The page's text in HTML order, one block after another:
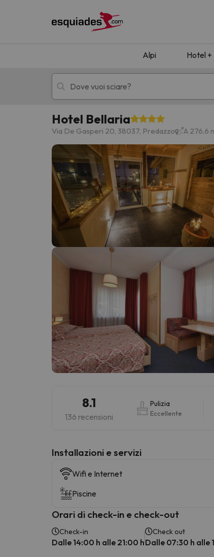
Alpi Hotel +
Hotel + skipass Hotel di
Ops, non abbiamo trovato alcun
Sembra che il nostro ricercatore abbia
Hotel Bellaria
Via De Gasperi 20, 38037, Predazzo A 276.6
8.1
136 recensioni
Pulizia
Eccellente
Installazioni e servizi
Wifi e Internet
Piscine
Orari di check-in e check-out
Check-in
Dalle 14:00 h alle 21:00 h
Check out
Dalle 07:30 h alle